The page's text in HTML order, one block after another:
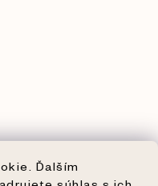
Ďalším